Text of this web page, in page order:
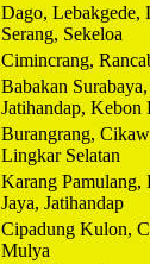
Dago, Lebakgede,
Serang, Sekeloa
Cimincrang,
Babakan
Jatihandap, Kebon
Burangrang,
Lingkar Selatan
Karang Pamulang,
Jaya, Jatihandap
Cipadung Kulon,
Mulya